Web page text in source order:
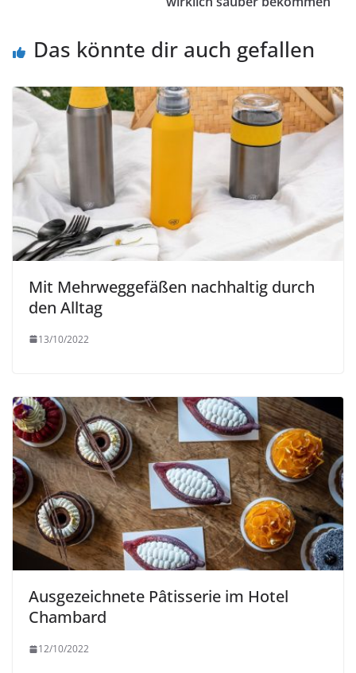
Das könnte dir auch gefallen
Mit Mehrweggefäßen nachhaltig durch
den Alltag
13/10/2022
Ausgezeichnete Pâtisserie im Hotel
Chambard
12/10/2022